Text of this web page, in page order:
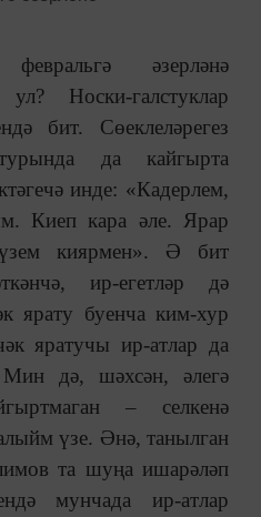
әзерләнә
Носки-галстуклар
бит. Сөеклеләрегез
да кайгырта
инде: «Кадерлем,
Киеп кара әле. Ярар
киярмен». Ә бит
ир-егетләр дә
ярату буенча ким-хур
яратучы ир-атлар да
дә, шәхсән, әлегә
‒ селкенә
үзе. Әнә, танылган
та шуңа ишарәләп
мунчада ир-атлар